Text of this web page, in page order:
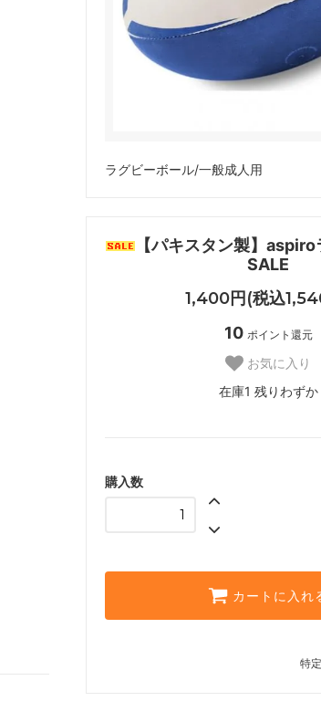
ラグビーボール/一般成人用
【パキスタン製】
SALE
1,400円(税込
10 ポイント還元
お気に入り
在庫1 残りわずか
購入数
カートに入れ
特